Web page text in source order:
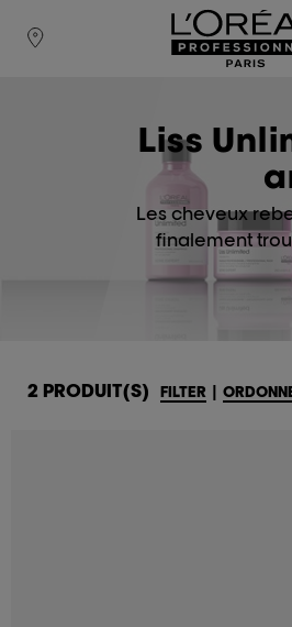
Liss
Les cheveux
finalement
2 PRODUIT(S) FILTER